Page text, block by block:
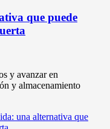
que puede
y avanzar en
y almacenamiento
una alternativa que